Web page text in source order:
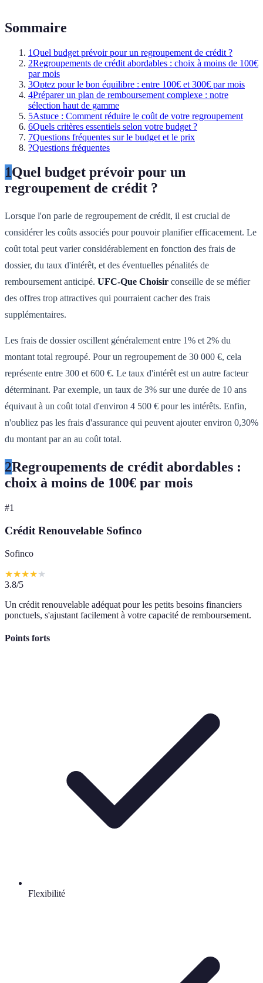
Sommaire
1Quel budget prévoir pour un regroupement de crédit ?
2Regroupements de crédit abordables : choix à moins de 100€
par mois
3Optez pour le bon équilibre : entre 100€ et 300€ par mois
4Préparer un plan de remboursement complexe : notre
sélection haut de gamme
5Astuce : Comment réduire le coût de votre regroupement
6Quels critères essentiels selon votre budget ?
7Questions fréquentes sur le budget et le prix
?Questions fréquentes
1Quel budget prévoir pour un
regroupement de crédit ?
Lorsque l'on parle de regroupement de crédit, il est crucial de
considérer les coûts associés pour pouvoir planifier efficacement. Le
coût total peut varier considérablement en fonction des frais de
dossier, du taux d'intérêt, et des éventuelles pénalités de
remboursement anticipé. UFC-Que Choisir conseille de se méfier
des offres trop attractives qui pourraient cacher des frais
supplémentaires.
Les frais de dossier oscillent généralement entre 1% et 2% du
montant total regroupé. Pour un regroupement de 30 000 €, cela
représente entre 300 et 600 €. Le taux d'intérêt est un autre facteur
déterminant. Par exemple, un taux de 3% sur une durée de 10 ans
équivaut à un coût total d'environ 4 500 € pour les intérêts. Enfin,
n'oubliez pas les frais d'assurance qui peuvent ajouter environ 0,30%
du montant par an au coût total.
2Regroupements de crédit abordables :
choix à moins de 100€ par mois
#1
Crédit Renouvelable Sofinco
Sofinco
★★★★★
3.8/5
Un crédit renouvelable adéquat pour les petits besoins financiers
ponctuels, s'ajustant facilement à votre capacité de remboursement.
Points forts
Flexibilité